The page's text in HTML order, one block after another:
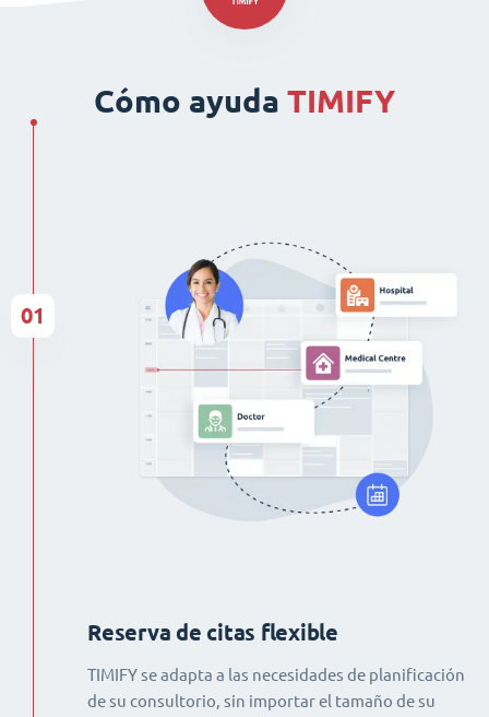
Cómo ayuda TIMIFY
Reserva de citas flexible
TIMIFY se adapta a las necesidades de planificación
de su consultorio, sin importar el tamaño de su
01